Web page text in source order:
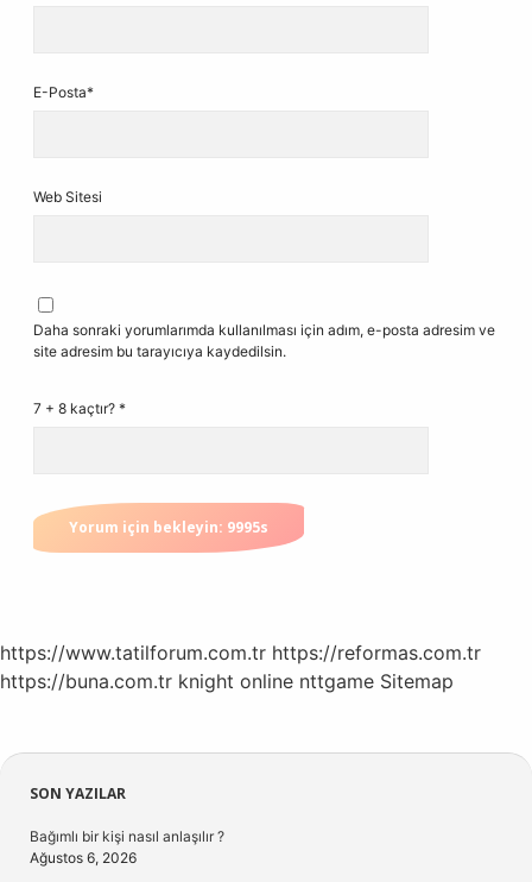
E-Posta*
Web Sitesi
Daha sonraki yorumlarımda kullanılması için adım, e-posta adresim ve
site adresim bu tarayıcıya kaydedilsin.
7 + 8 kaçtır? *
https://www.tatilforum.com.tr https://reformas.com.tr
https://buna.com.tr knight online nttgame Sitemap
Sidebar
SON YAZILAR
Bağımlı bir kişi nasıl anlaşılır ?
Ağustos 6, 2026